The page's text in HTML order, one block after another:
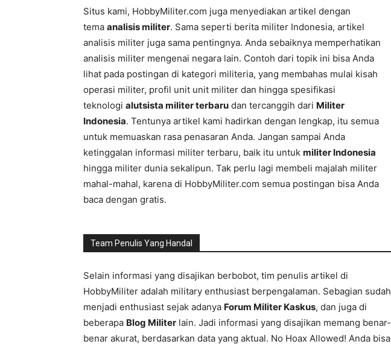
Situs kami, HobbyMiliter.com juga menyediakan artikel dengan
tema analisis militer. Sama seperti berita militer Indonesia, artikel
analisis militer juga sama pentingnya. Anda sebaiknya memperhatikan
analisis militer mengenai negara lain. Contoh dari topik ini bisa Anda
lihat pada postingan di kategori militeria, yang membahas mulai kisah
operasi militer, profil unit unit militer dan hingga spesifikasi
teknologi alutsista militer terbaru dan tercanggih dari Militer
Indonesia. Tentunya artikel kami hadirkan dengan lengkap, itu semua
untuk memuaskan rasa penasaran Anda. Jangan sampai Anda
ketinggalan informasi militer terbaru, baik itu untuk militer Indonesia
hingga militer dunia sekalipun. Tak perlu lagi membeli majalah militer
mahal-mahal, karena di HobbyMiliter.com semua postingan bisa Anda
baca dengan gratis.
Team Penulis Yang Handal
Selain informasi yang disajikan berbobot, tim penulis artikel di
HobbyMiliter adalah military enthusiast berpengalaman. Sebagian sudah
menjadi enthusiast sejak adanya Forum Militer Kaskus, dan juga di
beberapa Blog Militer lain. Jadi informasi yang disajikan memang benar-
benar akurat, berdasarkan data yang aktual. No Hoax Allowed! Anda bisa